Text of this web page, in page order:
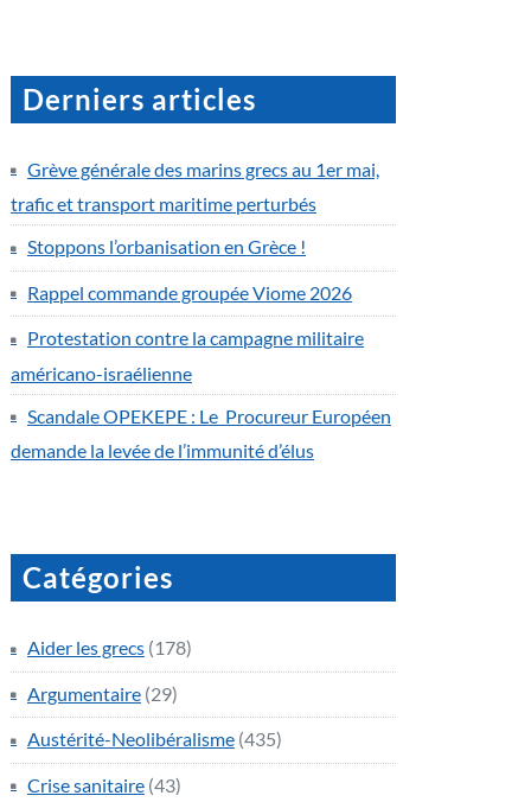
Derniers articles
Grève générale des marins grecs au 1er mai,
trafic et transport maritime perturbés
Stoppons l’orbanisation en Grèce !
Rappel commande groupée Viome 2026
Protestation contre la campagne militaire
américano-israélienne
Scandale OPEKEPE : Le Procureur Européen
demande la levée de l’immunité d’élus
Catégories
Aider les grecs (178)
Argumentaire (29)
Austérité-Neolibéralisme (435)
Crise sanitaire (43)